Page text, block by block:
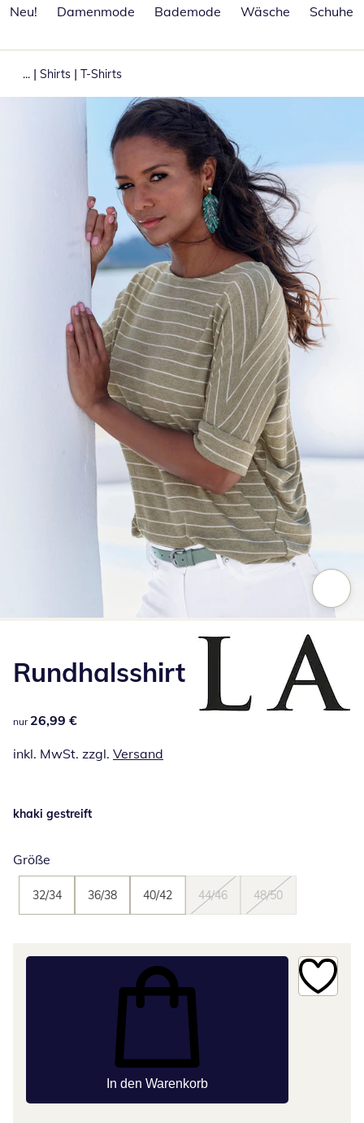
Neu!
Damenmode Bademode Wäsche Schuhe
... | Shirts | T-Shirts
Rundhalsshirt
26,99 €
nur 26,99 €
inkl. MwSt. zzgl. Versand
khaki gestreift
Größe
32/34 36/38 40/42 44/46 48/50
In den Warenkorb